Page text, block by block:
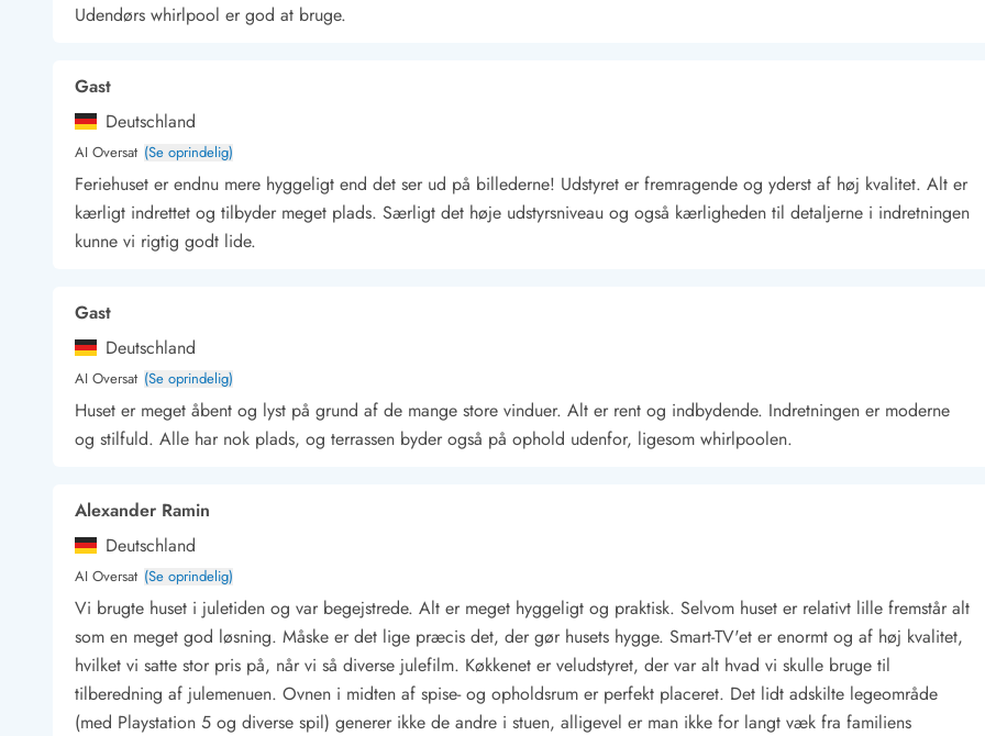
Vandring langs Vestkysten
Vandski for hele familien
Sejlads langs Vestkysten
Historiske museer
Kunstmuseer
Kunsthåndværk og gallerier
Hold jul i sommerhuset
Vikingetiden i Danmark
Kontakt Bjerregård Kontakt Søndervig Kontakt Houstrup Kontakt Fanø Kontakt Blåvand Kontakt Vejers Kontakt Henne
Feriehusudlejning siden 1965
Bæredygtighed
Gæsterne siger
Nyhedsbrev
Sponsorater - Esmark støtter
Lejebetingelser
Persondata- og cookiepolitik
Job hos Esmark
Udendørs whirlpool er god at bruge.
Gast
Deutschland
AI Oversat (Se oprindelig)
Feriehuset er endnu mere hyggeligt end det ser ud på billederne! Udstyret er fremragende og yderst af høj kvalitet. Alt er
kærligt indrettet og tilbyder meget plads. Særligt det høje udstyrsniveau og også kærligheden til detaljerne i indretningen
kunne vi rigtig godt lide.
Gast
Deutschland
AI Oversat (Se oprindelig)
Huset er meget åbent og lyst på grund af de mange store vinduer. Alt er rent og indbydende. Indretningen er moderne
og stilfuld. Alle har nok plads, og terrassen byder også på ophold udenfor, ligesom whirlpoolen.
Alexander Ramin
Deutschland
AI Oversat (Se oprindelig)
Vi brugte huset i juletiden og var begejstrede. Alt er meget hyggeligt og praktisk. Selvom huset er relativt lille fremstår alt
som en meget god løsning. Måske er det lige præcis det, der gør husets hygge. Smart-TV'et er enormt og af høj kvalitet,
hvilket vi satte stor pris på, når vi så diverse julefilm. Køkkenet er veludstyret, der var alt hvad vi skulle bruge til
tilberedning af julemenuen. Ovnen i midten af spise- og opholdsrum er perfekt placeret. Det lidt adskilte legeområde
(med Playstation 5 og diverse spil) generer ikke de andre i stuen, alligevel er man ikke for langt væk fra familiens